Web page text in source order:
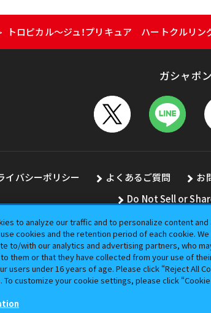
トロピカル～ジュ！プリキュア ハートクルリン
ガシャポ
イバシーポリシー よくあるご質問 お
Do Not Sell or
サイトに掲載されている全ての画像、文章、データの無断転用、
ガシャポン」は株式会社バンダイの登録商標です。
to analyze our traffic and to personalize content and
cookies and the retention period of each cookie. We
to/with our analytics and advertising partners, who
them or that they have collected from your use of
under 16 years of age. Please click “Reject All
customize your cookie settings, please click